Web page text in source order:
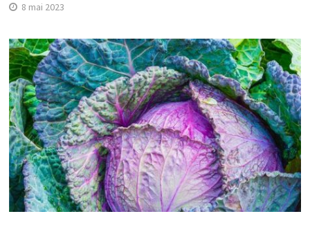
8 mai 2023